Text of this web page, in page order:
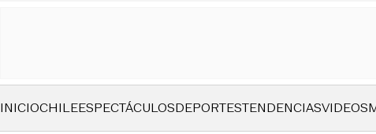
INICIOCHILEESPECTÁCULOSDEPORTESTENDENCIASVIDEOS